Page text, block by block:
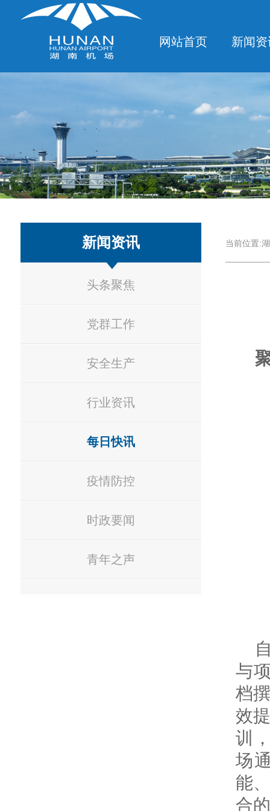
网站首页 新闻
新闻资讯
头条聚焦
党群工作
安全生产
行业资讯
每日快讯
疫情防控
时政要闻
青年之声
当前位置:
与
档
效
训
场
能
合